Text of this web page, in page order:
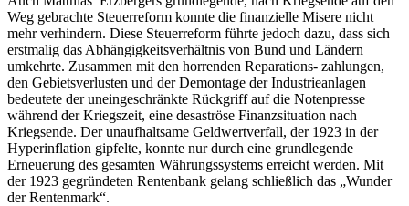
Weg gebrachte Steuerreform konnte die finanzielle Misere nicht
mehr verhindern. Diese Steuerreform führte jedoch dazu, dass sich
erstmalig das Abhängigkeitsverhältnis von Bund und Ländern
umkehrte. Zusammen mit den horrenden Reparations- zahlungen,
den Gebietsverlusten und der Demontage der Industrieanlagen
bedeutete der uneingeschränkte Rückgriff auf die Notenpresse
während der Kriegszeit, eine desaströse Finanzsituation nach
Kriegsende. Der unaufhaltsame Geldwertverfall, der 1923 in der
Hyperinflation gipfelte, konnte nur durch eine grundlegende
Erneuerung des gesamten Währungssystems erreicht werden. Mit
der 1923 gegründeten Rentenbank gelang schließlich das „Wunder
der Rentenmark“.